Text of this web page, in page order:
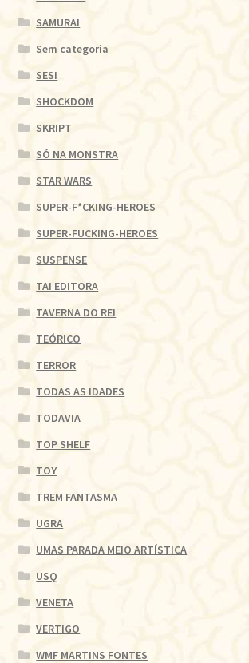
SAMURAI
Sem categoria
SESI
SHOCKDOM
SKRIPT
SÓ NA MONSTRA
STAR WARS
SUPER-F*CKING-HEROES
SUPER-FUCKING-HEROES
SUSPENSE
TAI EDITORA
TAVERNA DO REI
TEÓRICO
TERROR
TODAS AS IDADES
TODAVIA
TOP SHELF
TOY
TREM FANTASMA
UGRA
UMAS PARADA MEIO ARTÍSTICA
USQ
VENETA
VERTIGO
WMF MARTINS FONTES